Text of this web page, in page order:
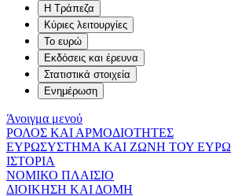
Η Τράπεζα
Κύριες λειτουργίες
Το ευρώ
Εκδόσεις και έρευνα
Στατιστικά στοιχεία
Ενημέρωση
Άνοιγμα μενού
ΡΟΛΟΣ ΚΑΙ ΑΡΜΟΔΙΟΤΗΤΕΣ
ΕΥΡΩΣΥΣΤΗΜΑ ΚΑΙ ΖΩΝΗ ΤΟΥ ΕΥΡΩ
ΙΣΤΟΡΙΑ
ΝΟΜΙΚΟ ΠΛΑΙΣΙΟ
ΔΙΟΙΚΗΣΗ ΚΑΙ ΔΟΜΗ